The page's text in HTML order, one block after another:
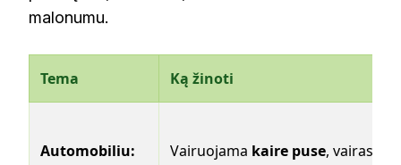
malonumu.
Tema Ką žinoti
Automobiliu:
Vairuojama kaire puse, vairas